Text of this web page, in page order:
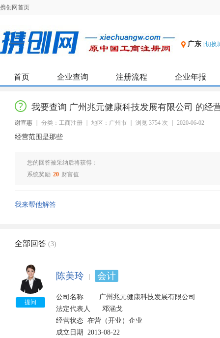
携创网首页
广东 [切换
首页 企业查询 注册流程 企业年报
我要查询 广州兆元健康科技发展有限公司 的经
谢宣惠 分类：工商注册 地区：广州市 浏览 3754 次 2020-06-02
经营范围是那些
您的回答被采纳后将获得：
系统奖励 20 财富值
我来帮他解答
全部回答 (3)
提问
陈美玲 会计
公司名称        广州兆元健康科技发展有限公司
法定代表人      邓涵戈
经营状态 	在营（开业）企业
成立日期 	2013-08-22